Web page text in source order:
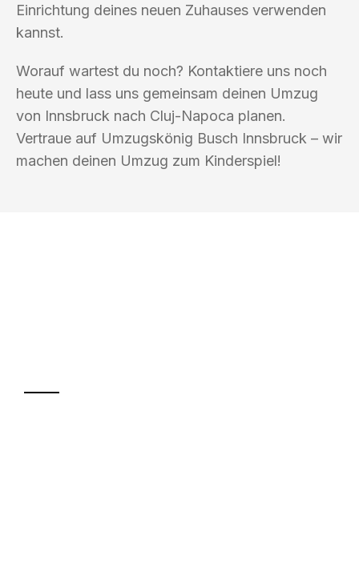
Einrichtung deines neuen Zuhauses verwenden
kannst.
Worauf wartest du noch? Kontaktiere uns noch
heute und lass uns gemeinsam deinen Umzug
von Innsbruck nach Cluj-Napoca planen.
Vertraue auf Umzugskönig Busch Innsbruck – wir
machen deinen Umzug zum Kinderspiel!